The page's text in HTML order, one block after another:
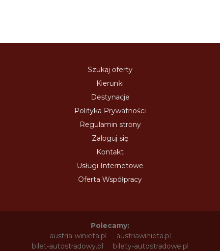
Szukaj oferty
Kierunki
Destynacje
Polityka Prywatności
Regulamin strony
Zaloguj się
Kontakt
Usługi Internetowe
Oferta Współpracy
Polecamy:
austria-winieta.pl
austriawinieta.pl
bilet-autostradowy.pl
bilety-autostradowe.pl